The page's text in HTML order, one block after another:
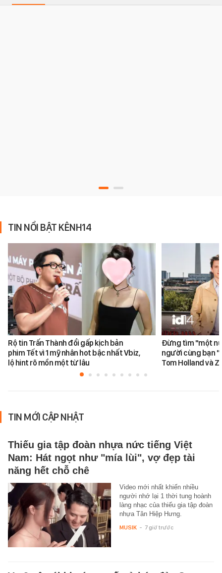
TIN NỔI BẬT KÊNH14
Rộ tin Trấn Thành đổi gấp kịch bản
phim Tết vì 1 mỹ nhân hot bậc nhất Vbiz,
lộ hint rõ mồn một từ lâu
Đừng tìm "một
người cùng bạn
Tom Holland và
TIN MỚI CẬP NHẬT
Thiếu gia tập đoàn nhựa nức tiếng Việt
Nam: Hát ngọt như "mía lùi", vợ đẹp tài
năng hết chỗ chê
Video mới nhất khiến nhiều
người nhớ lại 1 thời tung hoành
làng nhạc của thiếu gia tập đoàn
nhựa Tân Hiệp Hưng.
MUSIK - 7 giờ trước